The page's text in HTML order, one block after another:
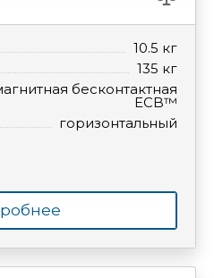
10.5 кг
135 кг
бесконтактная
ECB™
горизонтальный